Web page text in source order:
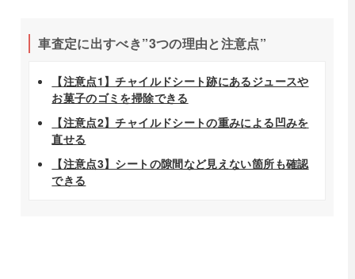
車査定に出すべき”3つの理由と注意点”
【注意点1】チャイルドシート跡にあるジュースや
お菓子のゴミを掃除できる
【注意点2】チャイルドシートの重みによる凹みを
直せる
【注意点3】シートの隙間など見えない箇所も確認
できる